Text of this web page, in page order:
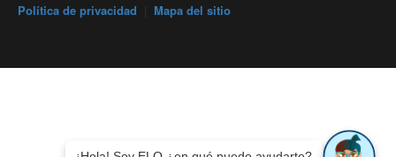
Política de privacidad
Mapa del sitio